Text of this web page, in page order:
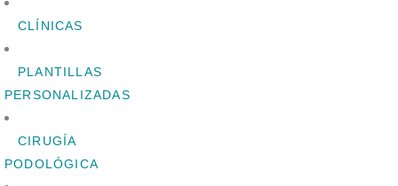
CLÍNICAS
PLANTILLAS
PERSONALIZADAS
CIRUGÍA
PODOLÓGICA